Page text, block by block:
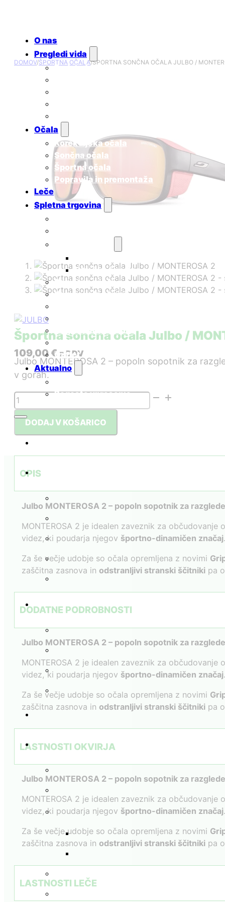
O nas
Pregledi vida
Redni očesni pregledi
Očala
Korekcijska očala
Sončna očala
Športna očala
Popravila in premontaža
Leče
Spletna trgovina
Otroška športna očala
Pametna očala
Korekcijski okvirji
Nega kontaktnih leč
Darilni boni
Outlet
Aktualno
Pogosta vprašanja
DOMOV/ŠPORTNA OČALA/ŠPORTNA SONČNA OČALA JULBO /
Športna sončna očala Julbo /
109,00 € z DDV
Julbo MONTEROSA 2 – popoln sopotnik za
v gorah.
Športna
sončna
očala
Julbo
MONTEROSA
DODAJ V KOŠARICO
OPIS
Julbo MONTEROSA 2 – popoln sopotnik za
MONTEROSA 2 je idealen zaveznik za
videz, ki poudarja njegov športno-dinamičen značaj.
Za še večje udobje so očala opremljena z novimi
zaščitna zasnova in odstranljivi stranski ščitniki pa
DODATNE PODROBNOSTI
Julbo MONTEROSA 2 – popoln sopotnik za
MONTEROSA 2 je idealen zaveznik za
videz, ki poudarja njegov športno-dinamičen značaj.
Za še večje udobje so očala opremljena z novimi
zaščitna zasnova in odstranljivi stranski ščitniki pa
LASTNOSTI OKVIRJA
Julbo MONTEROSA 2 – popoln sopotnik za
MONTEROSA 2 je idealen zaveznik za
videz, ki poudarja njegov športno-dinamičen značaj.
Za še večje udobje so očala opremljena z novimi
zaščitna zasnova in odstranljivi stranski ščitniki pa
LASTNOSTI LEČE